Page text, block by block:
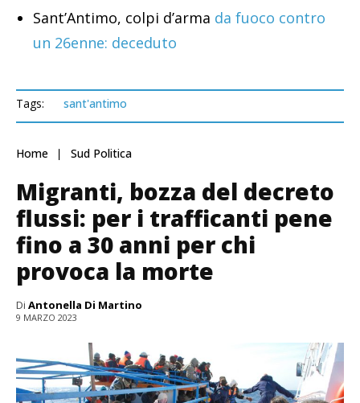
Sant’Antimo, colpi d’arma da fuoco contro
un 26enne: deceduto
Tags: sant'antimo
Home Sud Politica
Migranti, bozza del decreto
flussi: per i trafficanti pene
fino a 30 anni per chi
provoca la morte
Di Antonella Di Martino
9 MARZO 2023